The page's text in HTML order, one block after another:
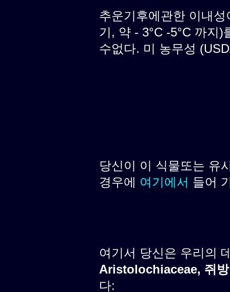
추운기후에관한 이내
기, 약 - 3°C -5°C 까지
수없다. 미 농무성
당신이 이 식물또는 유
경우에 여기에서 들어
여기서 당신은 우리의
Aristolochiaceae, 쥐
다: